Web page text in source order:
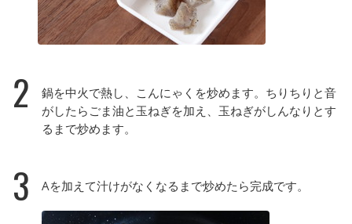
2
鍋を中火で熱し、こんにゃくを炒めます。ちりちりと音
がしたらごま油と玉ねぎを加え、玉ねぎがしんなりとす
るまで炒めます。
3 Aを加えて汁けがなくなるまで炒めたら完成です。